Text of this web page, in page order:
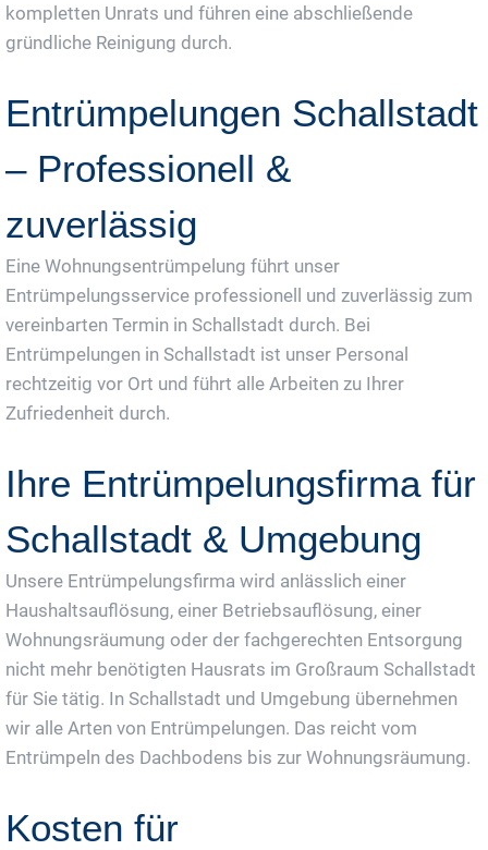
kompletten Unrats und führen eine abschließende
gründliche Reinigung durch.
Entrümpelungen Schallstadt
– Professionell &
zuverlässig
Eine Wohnungsentrümpelung führt unser
Entrümpelungsservice professionell und zuverlässig zum
vereinbarten Termin in Schallstadt durch. Bei
Entrümpelungen in Schallstadt ist unser Personal
rechtzeitig vor Ort und führt alle Arbeiten zu Ihrer
Zufriedenheit durch.
Ihre Entrümpelungsfirma für
Schallstadt & Umgebung
Unsere Entrümpelungsfirma wird anlässlich einer
Haushaltsauflösung, einer Betriebsauflösung, einer
Wohnungsräumung oder der fachgerechten Entsorgung
nicht mehr benötigten Hausrats im Großraum Schallstadt
für Sie tätig. In Schallstadt und Umgebung übernehmen
wir alle Arten von Entrümpelungen. Das reicht vom
Entrümpeln des Dachbodens bis zur Wohnungsräumung.
Kosten für